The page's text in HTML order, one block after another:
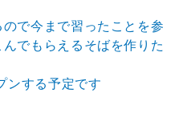
で今まで習ったことを参
でもらえるそばを作りた
ンする予定です